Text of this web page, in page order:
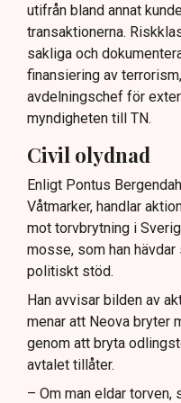
utifrån bland annat
transaktionerna.
sakliga och
finansiering av
avdelningschef för
myndigheten till TN.
Civil olydnad
Enligt Pontus
Våtmarker, handlar
mot torvbrytning i
mosse, som han
politiskt stöd.
Han avvisar bilden av
menar att Neova bryter
genom att bryta
avtalet tillåter.
– Om man eldar torven,